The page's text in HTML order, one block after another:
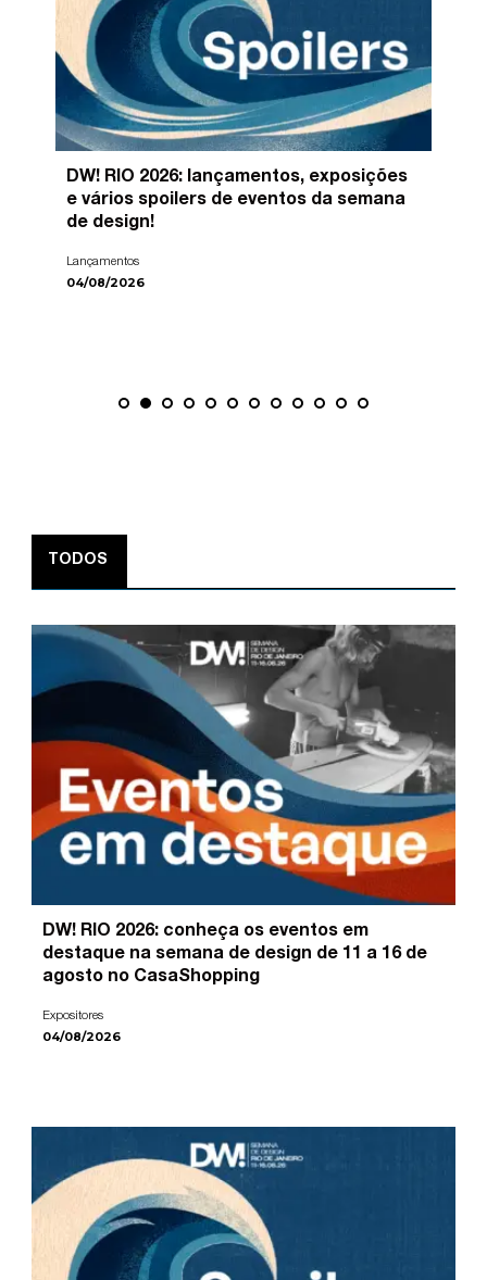
DW! RIO 2026: lançamentos, exposições
e vários spoilers de eventos da semana
de design!
Lançamentos
04/08/2026
TODOS
DW! RIO 2026: conheça os eventos em
destaque na semana de design de 11 a 16 de
agosto no CasaShopping
Expositores
04/08/2026